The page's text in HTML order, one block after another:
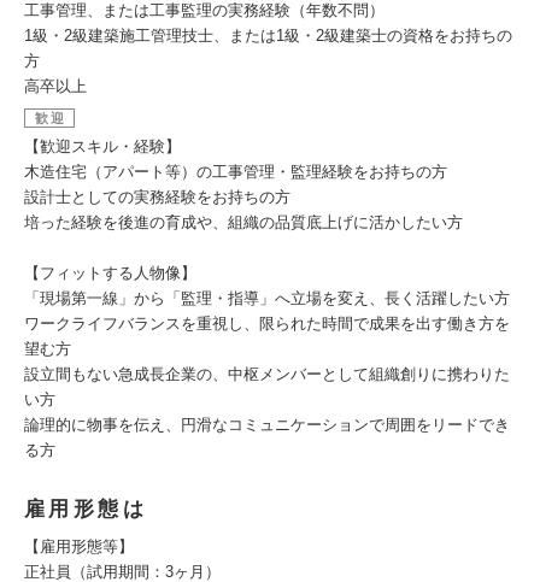
工事管理、または工事監理の実務経験（年数不問）
1級・2級建築施工管理技士、または1級・2級建築士の資格をお持ちの
方
高卒以上
歓迎
【歓迎スキル・経験】
木造住宅（アパート等）の工事管理・監理経験をお持ちの方
設計士としての実務経験をお持ちの方
培った経験を後進の育成や、組織の品質底上げに活かしたい方
【フィットする人物像】
「現場第一線」から「監理・指導」へ立場を変え、長く活躍したい方
ワークライフバランスを重視し、限られた時間で成果を出す働き方を
望む方
設立間もない急成長企業の、中枢メンバーとして組織創りに携わりた
い方
論理的に物事を伝え、円滑なコミュニケーションで周囲をリードでき
る方
雇用形態は
【雇用形態等】
正社員（試用期間：3ヶ月）